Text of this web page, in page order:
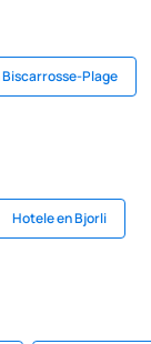
Plage
Hotele en Bjorli